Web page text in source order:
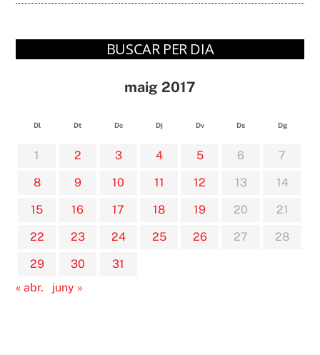
BUSCAR PER DIA
maig 2017
Dl Dt Dc Dj Dv Ds Dg
1 2 3 4 5 6
7
8
9 10 11 12 13
14
15
16 17 18 19 20
21
22
23 24 25 26 27
28
29
30
31
« abr.
juny »